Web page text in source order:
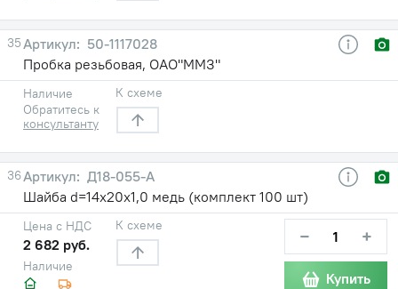
35
50-1117028
Пробка резьбовая, ОАО"ММЗ"
Наличие
Обратитесь к
консультанту
К схеме
36
Д18-055-А
Шайба d=14х20х1,0 медь (комплект 100 шт)
Наличие
Цена с НДС
2 682 руб.
К схеме − +
Купить